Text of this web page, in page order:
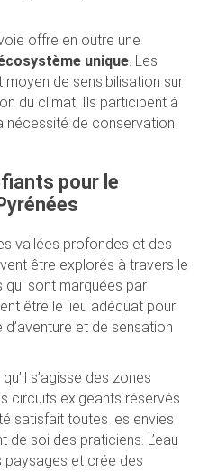
offre en outre une
unique. Les
de sensibilisation sur
du climat. Ils participent à
nécessité de conservation
pour le
vallées profondes et des
être explorés à travers le
qui sont marquées par
être le lieu adéquat pour
et de sensation
qu’il s’agisse des zones
circuits exigeants réservés
satisfait toutes les envies
de soi des praticiens. L’eau
paysages et crée des